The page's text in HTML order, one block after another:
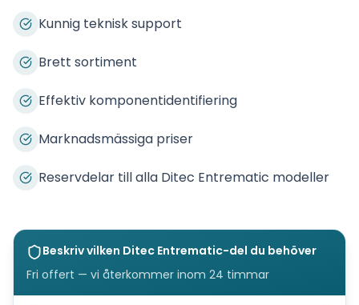
Kunnig teknisk support
Brett sortiment
Effektiv komponentidentifiering
Marknadsmässiga priser
Reservdelar till alla Ditec Entrematic modeller
Beskriv vilken Ditec Entrematic-del du behöver
Fri offert — vi återkommer inom 24 timmar